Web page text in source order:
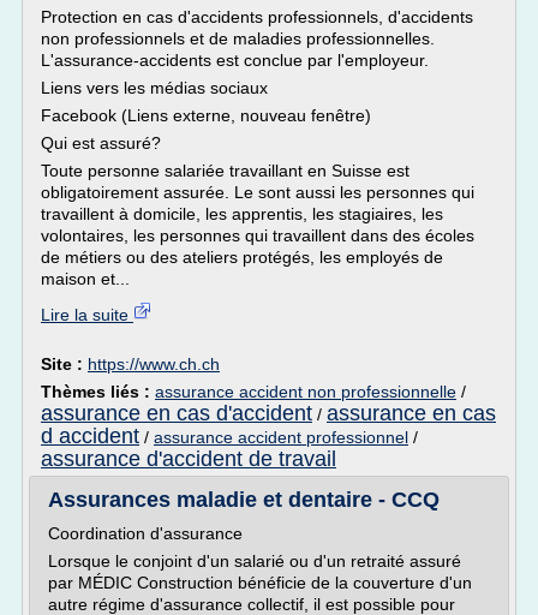
Protection en cas d'accidents professionnels, d'accidents
non professionnels et de maladies professionnelles.
L'assurance-accidents est conclue par l'employeur.
Liens vers les médias sociaux
Facebook (Liens externe, nouveau fenêtre)
Qui est assuré?
Toute personne salariée travaillant en Suisse est
obligatoirement assurée. Le sont aussi les personnes qui
travaillent à domicile, les apprentis, les stagiaires, les
volontaires, les personnes qui travaillent dans des écoles
de métiers ou des ateliers protégés, les employés de
maison et...
Lire la suite
Site : https://www.ch.ch
Thèmes liés : assurance accident non professionnelle /
assurance en cas d'accident / assurance en cas
d accident / assurance accident professionnel /
assurance d'accident de travail
Assurances maladie et dentaire - CCQ
Coordination d'assurance
Lorsque le conjoint d'un salarié ou d'un retraité assuré
par MÉDIC Construction bénéficie de la couverture d'un
autre régime d'assurance collectif, il est possible pour